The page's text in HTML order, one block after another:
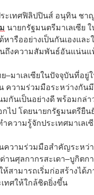
ะเทศฟิลิปปินส์ อนุทิน ชา
นายกรัฐมนตรีมาเลเซีย
ารืออย่างเป็นกันเองแ
งความสัมพันธ์อันแน่นแ
มาเลเซียในปัจจุบันที่อ
ความร่วมมือระหว่างกัน
นเป็นอย่างดี พร้อมกล่า
ป โดยนายกรัฐมนตรียืน
วามรู้จักประเทศมาเลเ
วามร่วมมือสำคัญระหว่
นศุลกากรสะเดา–บูกิต
สามารถเริ่มก่อสร้างได้
ทศให้ใกล้ชิดยิ่งขึ้น